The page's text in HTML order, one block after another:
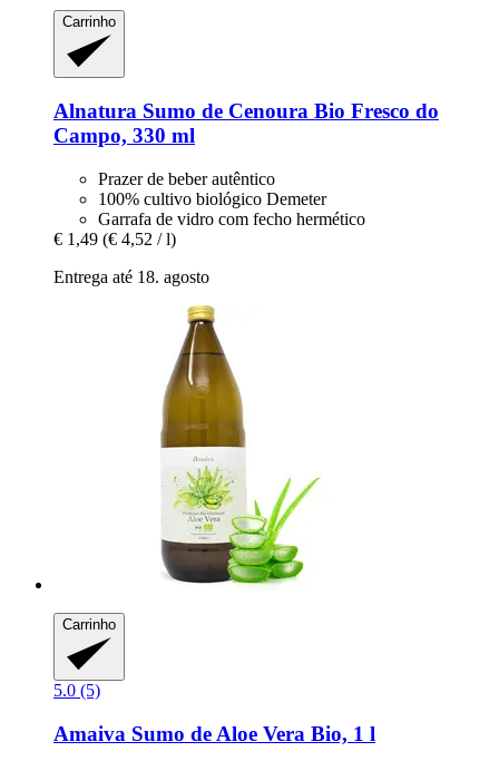
Carrinho
Alnatura Sumo de Cenoura Bio Fresco do
Campo, 330 ml
Prazer de beber autêntico
100% cultivo biológico Demeter
Garrafa de vidro com fecho hermético
€ 1,49 (€ 4,52 / l)
Entrega até 18. agosto
Carrinho
5.0 (5)
Amaiva Sumo de Aloe Vera Bio, 1 l